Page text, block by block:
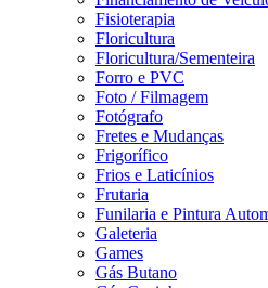
Fisioterapia
Floricultura
Floricultura/Sementeira
Forro e PVC
Foto / Filmagem
Fotógrafo
Fretes e Mudanças
Frigorífico
Frios e Laticínios
Frutaria
Funilaria e Pintura
Galeteria
Games
Gás Butano